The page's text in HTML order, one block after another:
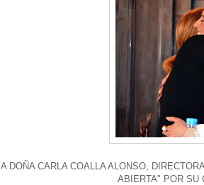
A DOÑA CARLA COALLA ALONSO,
ABIERTA" POR SU